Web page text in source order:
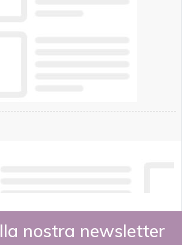
nostra newsletter